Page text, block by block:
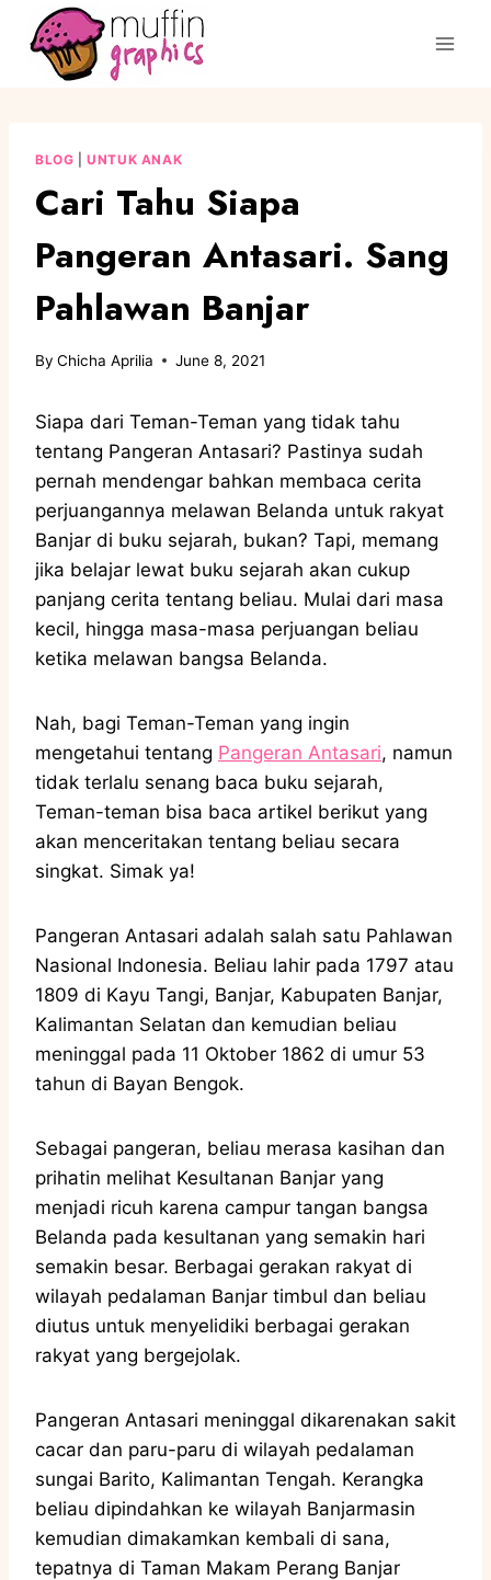
BLOG |UNTUK ANAK
Cari Tahu Siapa
Pangeran Antasari. Sang
Pahlawan Banjar
By Chicha Aprilia June 8, 2021
Siapa dari Teman-Teman yang tidak tahu
tentang Pangeran Antasari? Pastinya sudah
pernah mendengar bahkan membaca cerita
perjuangannya melawan Belanda untuk rakyat
Banjar di buku sejarah, bukan? Tapi, memang
jika belajar lewat buku sejarah akan cukup
panjang cerita tentang beliau. Mulai dari masa
kecil, hingga masa-masa perjuangan beliau
ketika melawan bangsa Belanda.
Nah, bagi Teman-Teman yang ingin
mengetahui tentang Pangeran Antasari, namun
tidak terlalu senang baca buku sejarah,
Teman-teman bisa baca artikel berikut yang
akan menceritakan tentang beliau secara
singkat. Simak ya!
Pangeran Antasari adalah salah satu Pahlawan
Nasional Indonesia. Beliau lahir pada 1797 atau
1809 di Kayu Tangi, Banjar, Kabupaten Banjar,
Kalimantan Selatan dan kemudian beliau
meninggal pada 11 Oktober 1862 di umur 53
tahun di Bayan Bengok.
Sebagai pangeran, beliau merasa kasihan dan
prihatin melihat Kesultanan Banjar yang
menjadi ricuh karena campur tangan bangsa
Belanda pada kesultanan yang semakin hari
semakin besar. Berbagai gerakan rakyat di
wilayah pedalaman Banjar timbul dan beliau
diutus untuk menyelidiki berbagai gerakan
rakyat yang bergejolak.
Pangeran Antasari meninggal dikarenakan sakit
cacar dan paru-paru di wilayah pedalaman
sungai Barito, Kalimantan Tengah. Kerangka
beliau dipindahkan ke wilayah Banjarmasin
kemudian dimakamkan kembali di sana,
tepatnya di Taman Makam Perang Banjar